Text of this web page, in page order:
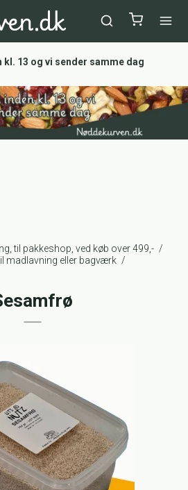
kl. 13 og vi sender samme dag
til pakkeshop, ved køb over 499,- /
madlavning eller bagværk /